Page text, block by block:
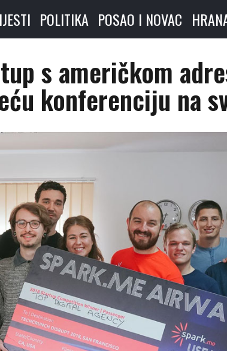
POLITIKA POSAO I NOVAC
s američkom
konferenciju na